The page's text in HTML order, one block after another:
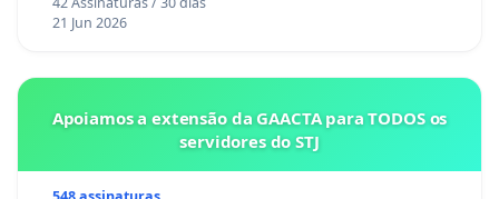
21 Jun 2026
Apoiamos a extensão da GAACTA para TODOS os
servidores do STJ